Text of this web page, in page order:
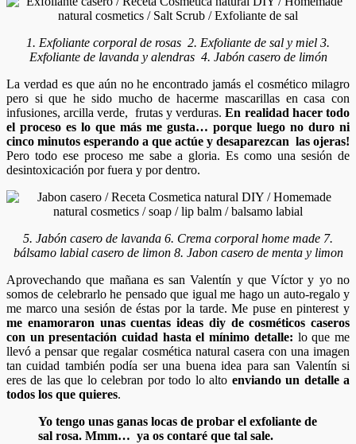
1. Exfoliante corporal de rosas 2. Exfoliante de sal y miel 3.
Exfoliante de lavanda y alendras 4. Jabón casero de limón
La verdad es que aún no he encontrado jamás el cosmético milagro
pero si que he sido mucho de hacerme mascarillas en casa con
infusiones, arcilla verde, frutas y verduras.En realidad hacer todo
el proceso es lo que más me gusta… porque luego no duro ni
cinco minutos esperando a que actúe y desaparezcan las ojeras!
Pero todo ese proceso me sabe a gloria. Es como una sesión de
desintoxicación por fuera y por dentro.
5. Jabón casero de lavanda 6. Crema corporal home made 7.
bálsamo labial casero de limon 8. Jabon casero de menta y limon
Aprovechando que mañana es san Valentín y que Víctor y yo no
somos de celebrarlo he pensado que igual me hago un auto-regalo y
me marco una sesión de éstas por la tarde. Me puse en pinterest y
me enamoraron unas cuentas ideas diy de cosméticos caseros
con un presentación cuidad hasta el mínimo detalle: lo que me
llevó a pensar que regalar cosmética natural casera con una imagen
tan cuidad también podía ser una buena idea para san Valentín si
eres de las que lo celebran por todo lo alto enviando un detalle a
todos los que quieres.
Yo tengo unas ganas locas de probar el exfoliante de
sal rosa. Mmm… ya os contaré que tal sale.